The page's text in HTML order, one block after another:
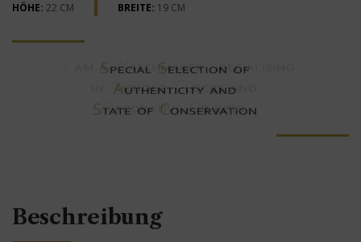
HÖHE: 22 CM BREITE: 19 CM
Beschreibung